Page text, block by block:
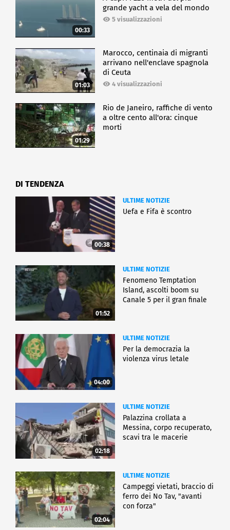
00:33
grande yacht a vela del mondo
5 visualizzazioni
01:03
Marocco, centinaia di migranti
arrivano nell'enclave spagnola
di Ceuta
4 visualizzazioni
01:29
Rio de Janeiro, raffiche di vento
a oltre cento all'ora: cinque
morti
DI TENDENZA
00:38
ULTIME NOTIZIE
Uefa e Fifa è scontro
01:52
ULTIME NOTIZIE
Fenomeno Temptation
Island, ascolti boom su
Canale 5 per il gran finale
04:00
ULTIME NOTIZIE
Per la democrazia la
violenza virus letale
02:18
ULTIME NOTIZIE
Palazzina crollata a
Messina, corpo recuperato,
scavi tra le macerie
02:04
ULTIME NOTIZIE
Campeggi vietati, braccio di
ferro dei No Tav, "avanti
con forza"